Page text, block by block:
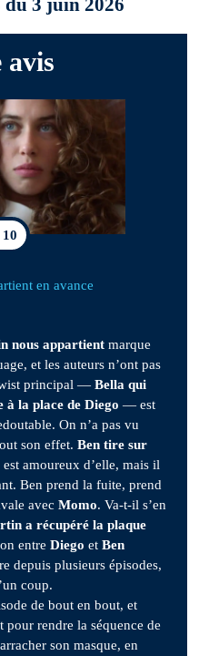
du 3 juin 2026
avis
en avance
nous appartient marque
et les auteurs n’ont pas
principal —Bella qui
à la place de Diego — est
On n’a pas vu
son effet.Ben tire sur
amoureux d’elle, mais il
Ben prend la fuite, prend
avecMomo. Va-t-il s’en
a récupéré la plaque
entreDiego etBen
depuis plusieurs épisodes,
coup.
de bout en bout, et
pour rendre la séquence de
son masque, en